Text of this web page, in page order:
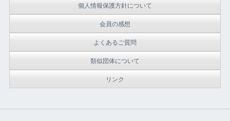
個人情報保護方針について
会員の感想
よくあるご質問
類似団体について
リンク